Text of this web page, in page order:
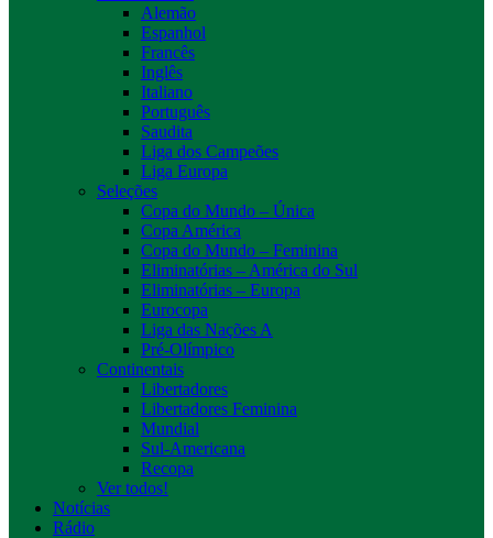
Alemão
Espanhol
Francês
Inglês
Italiano
Português
Saudita
Liga dos Campeões
Liga Europa
Seleções
Copa do Mundo – Única
Copa América
Copa do Mundo – Feminina
Eliminatórias – América do Sul
Eliminatórias – Europa
Eurocopa
Liga das Nações A
Pré-Olímpico
Continentais
Libertadores
Libertadores Feminina
Mundial
Sul-Americana
Recopa
Ver todos!
Notícias
Rádio